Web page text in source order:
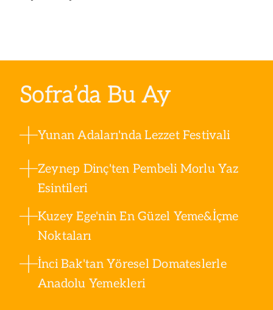
Sofra’da Bu Ay
Yunan Adaları'nda Lezzet Festivali
Zeynep Dinç'ten Pembeli Morlu Yaz
Esintileri
Kuzey Ege'nin En Güzel Yeme&İçme
Noktaları
İnci Bak'tan Yöresel Domateslerle
Anadolu Yemekleri